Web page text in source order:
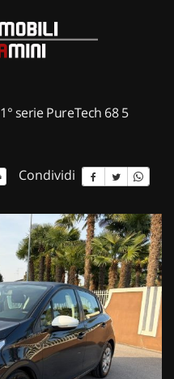
1° serie PureTech 68 5
Condividi